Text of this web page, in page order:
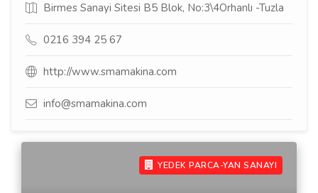
Birmes Sanayi Sitesi B5 Blok, No:3\4Orhanlı -Tuzla
0216 394 25 67
http://www.smamakina.com
info@smamakina.com
YEDEK PARCA-YAN SANAYI